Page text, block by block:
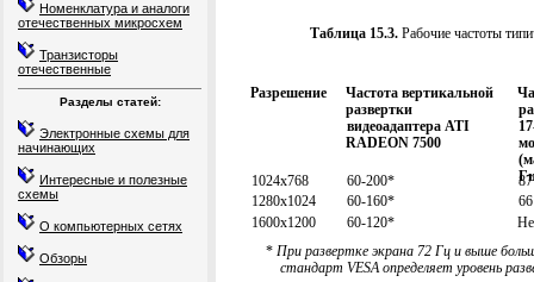
Номенклатура и аналоги
отечественных микросхем
Транзисторы
отечественные
Разделы статей:
Электронные схемы для
начинающих
Интересные и полезные
схемы
О компьютерных сетях
Обзоры
Таблица 15.3.Рабочие частоты
Разрешение Частота вертикальной
развертки
видеоадаптера ATI
RADEON 7500
1024x768 60-200*
87
1280x1024
60-160*
66
1600x1200
60-120*
* При развертке экрана 72 Гц и выше
стандарт VESA определяет уровень